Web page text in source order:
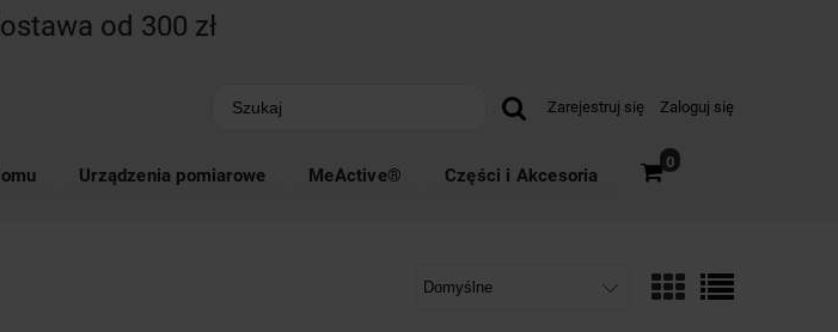
od 300 zł
Zarejestruj się Zaloguj się
Urządzenia pomiarowe MeActive® Części i Akcesoria
0